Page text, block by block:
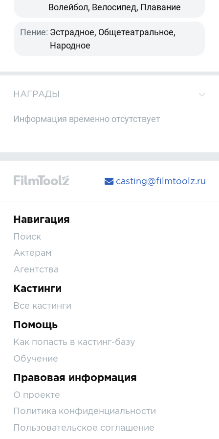
Волейбол, Велосипед, Плавание
Пение: Эстрадное, Общетеатральное,
Народное
НАГРАДЫ
Информация временно отсутствует
casting@filmtoolz.ru
Навигация
Поиск
Актерам
Агентства
Кастинги
Все кастинги
Помощь
Как попасть в кастинг-базу
Обучение
Правовая информация
О проекте
Политика конфиденциальности
Пользовательское соглашение